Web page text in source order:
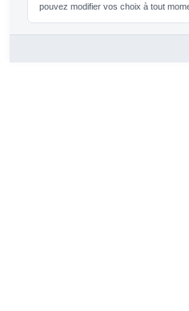
pouvez modifier vos choix à tout